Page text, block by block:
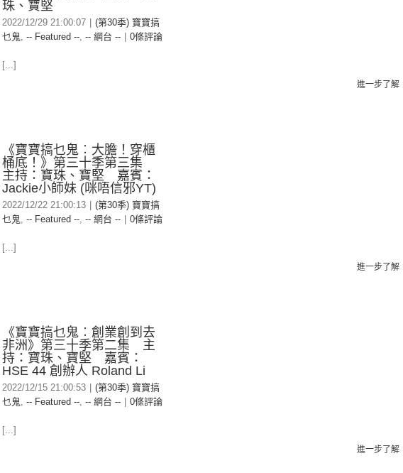
珠、寶堅
2022/12/29 21:00:07
(第30季) 寶寶搞
乜鬼, -- Featured --, -- 網台 -- 0條評論
[...]
進一步了解
《寶寶搞乜鬼︰大膽！穿櫃
桶底！》第三十季第三集
主持：寶珠、寶堅 嘉賓：
Jackie小師妹 (咪唔信邪YT)
2022/12/22 21:00:13
(第30季) 寶寶搞
乜鬼, -- Featured --, -- 網台 -- 0條評論
[...]
進一步了解
《寶寶搞乜鬼︰創業創到去
非洲》第三十季第二集 主
持：寶珠、寶堅 嘉賓：
HSE 44 創辦人 Roland Li
2022/12/15 21:00:53
(第30季) 寶寶搞
乜鬼, -- Featured --, -- 網台 -- 0條評論
[...]
進一步了解